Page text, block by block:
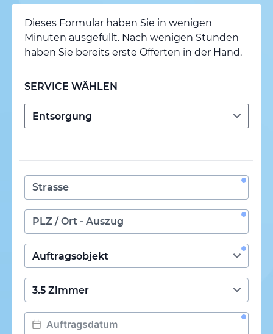
Dieses Formular haben Sie in wenigen
Minuten ausgefüllt. Nach wenigen Stunden
haben Sie bereits erste Offerten in der Hand.
SERVICE WÄHLEN